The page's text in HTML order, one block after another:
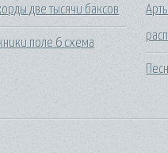
две тысячи баксов
поле 6 схема